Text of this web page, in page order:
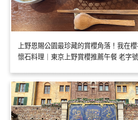
上野恩賜公園最珍藏的賞櫻角落！我在
懷石料理｜東京上野賞櫻推薦午餐 老字